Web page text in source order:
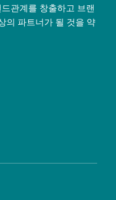
관계를 창출하고 브랜
의 파트너가 될 것을 약